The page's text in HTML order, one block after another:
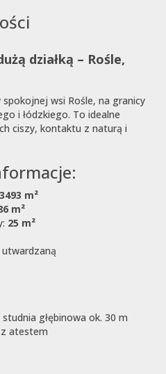
działką – Rośle,
wsi Rośle, na granicy
i łódzkiego. To idealne
ciszy, kontaktu z naturą i
3493 m²
m²
25 m²
głębinowa ok. 30 m
atestem